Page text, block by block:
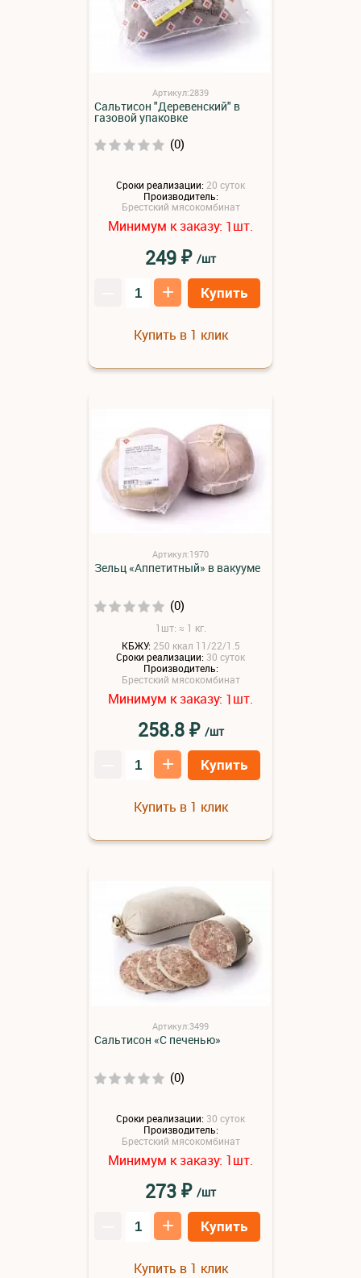
Артикул:2839
Сальтисон "Деревенский" в
газовой упаковке
(0)
Сроки реализации: 20 суток
Производитель:
Брестский мясокомбинат
Минимум к заказу: 1шт.
249₽ /шт
+ Купить
Купить в 1 клик
Артикул:1970
Зельц «Аппетитный» в вакууме
(0)
1шт: ≈ 1 кг.
КБЖУ: 250 ккал 11/22/1.5
Сроки реализации: 30 суток
Производитель:
Брестский мясокомбинат
Минимум к заказу: 1шт.
258.8₽ /шт
+ Купить
Купить в 1 клик
Артикул:3499
Сальтисон «С печенью»
(0)
Сроки реализации: 30 суток
Производитель:
Брестский мясокомбинат
Минимум к заказу: 1шт.
273₽ /шт
+ Купить
Купить в 1 клик